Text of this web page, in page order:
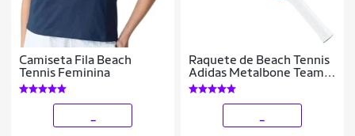
Camiseta Fila Beach
Tennis Feminina
Raquete de Beach Tennis
Adidas Metalbone Team
3.3 H31 Azul